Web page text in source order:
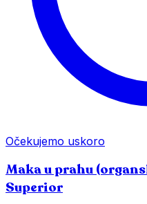
Očekujemo uskoro
Maka u prahu
Superior